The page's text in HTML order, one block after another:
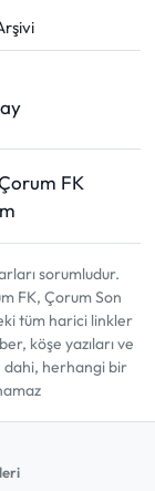
FK
sorumludur.
FK, Çorum Son
tüm harici linkler
köşe yazıları ve
dahi, herhangi bir